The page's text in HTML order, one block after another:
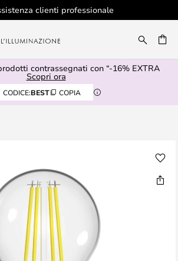
clienti professionale
contrassegnati con “-16% EXTRA
Scopri ora
CODICE:BEST COPIA